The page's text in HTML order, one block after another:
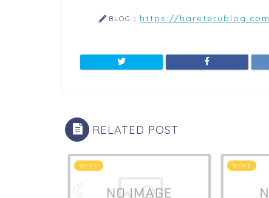
BLOG： https://hareterublog.com
RELATED POST
モンスト モンスト